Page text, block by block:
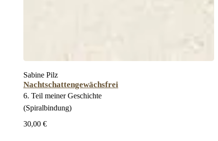
Sabine Pilz
Nachtschattengewächsfrei
6. Teil meiner Geschichte
(Spiralbindung)
30,00 €